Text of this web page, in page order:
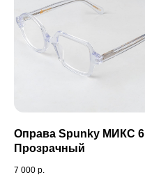
Оправа Spunky МИКС 6
Прозрачный
7 000 р.